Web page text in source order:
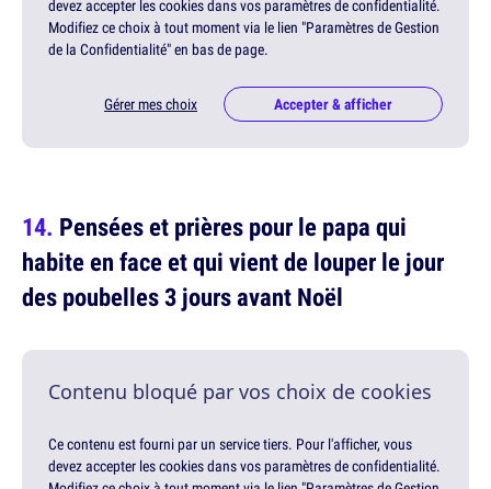
devez accepter les cookies dans vos paramètres de confidentialité.
Modifiez ce choix à tout moment via le lien "Paramètres de Gestion
de la Confidentialité" en bas de page.
Gérer mes choix Accepter & afficher
Pensées et prières pour le papa qui
habite en face et qui vient de louper le jour
des poubelles 3 jours avant Noël
Contenu bloqué par vos choix de cookies
Ce contenu est fourni par un service tiers. Pour l'afficher, vous
devez accepter les cookies dans vos paramètres de confidentialité.